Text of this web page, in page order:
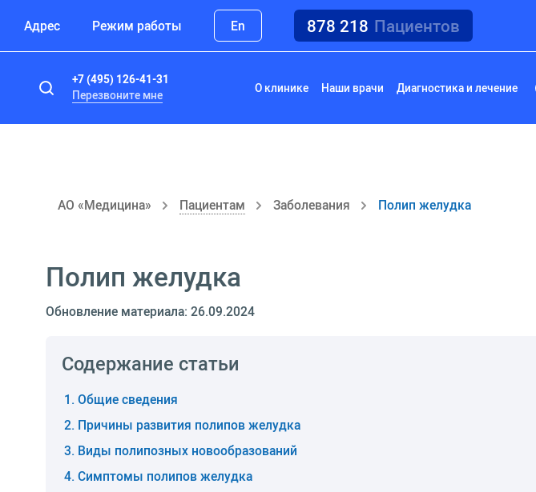
Адрес Режим работы En 878 218 Пациентов
+7 (495) 126-41-31
Перезвоните мне
О клинике Наши врачи Диагностика и лечение
АО «Медицина» Пациентам Заболевания Полип желудка
Полип желудка
Обновление материала: 26.09.2024
Содержание статьи
Общие сведения
Причины развития полипов желудка
Виды полипозных новообразований
Симптомы полипов желудка